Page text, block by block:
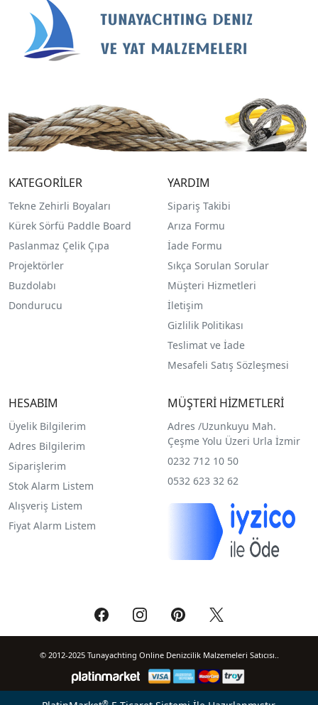
KATEGORİLER
Tekne Zehirli Boyaları
Kürek Sörfü Paddle Board
Paslanmaz Çelik Çıpa
Projektörler
Buzdolabı
Dondurucu
YARDIM
Sipariş Takibi
Arıza Formu
İade Formu
Sıkça Sorulan Sorular
Müşteri Hizmetleri
İletişim
Gizlilik Politikası
Teslimat ve İade
Mesafeli Satış Sözleşmesi
HESABIM
Üyelik Bilgilerim
Adres Bilgilerim
Siparişlerim
Stok Alarm Listem
Alışveriş Listem
Fiyat Alarm Listem
MÜŞTERİ HİZMETLERİ
Adres /Uzunkuyu Mah.
Çeşme Yolu Üzeri Urla İzmir
0232 712 10 50
0532 623 32 62
© 2012-2025 Tunayachting Online Denizcilik Malzemeleri Satıcısı..
®